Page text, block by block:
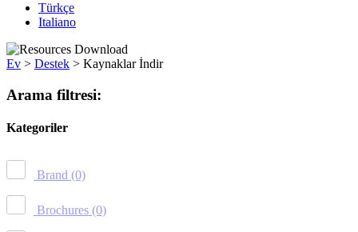
Türkçe
Italiano
Ev > Destek > Kaynaklar İndir
Arama filtresi:
Kategoriler
Brand (0)
Brochures (0)